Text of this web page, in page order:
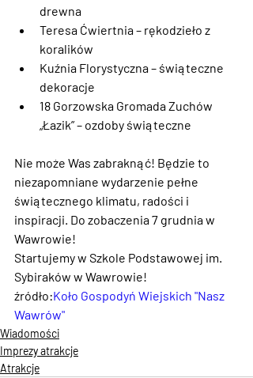
drewna
Teresa Ćwiertnia – rękodzieło z
koralików
Kuźnia Florystyczna – świąteczne
dekoracje
18 Gorzowska Gromada Zuchów
„Łazik” – ozdoby świąteczne
Nie może Was zabraknąć! Będzie to
niezapomniane wydarzenie pełne
świątecznego klimatu, radości i
inspiracji. Do zobaczenia 7 grudnia w
Wawrowie!
Startujemy w Szkole Podstawowej im.
Sybiraków w Wawrowie!
źródło:Koło Gospodyń Wiejskich "Nasz
Wawrów"
Wiadomości
Imprezy atrakcje
Atrakcje